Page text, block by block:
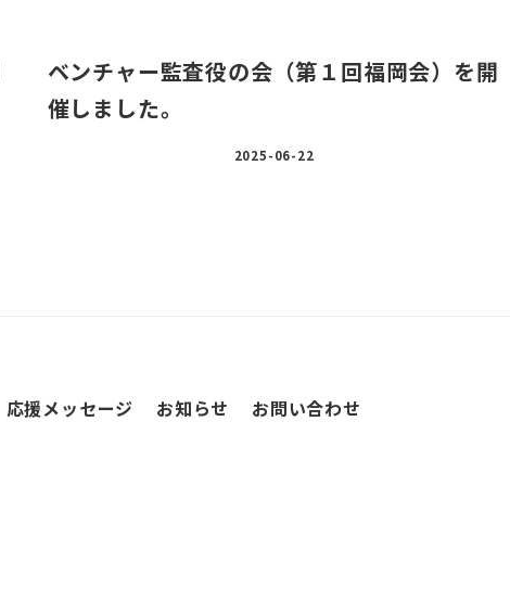
ベンチャー監査役の会（第１回福岡会）を開
催しました。
2025-06-22
応援メッセージ お知らせ お問い合わせ